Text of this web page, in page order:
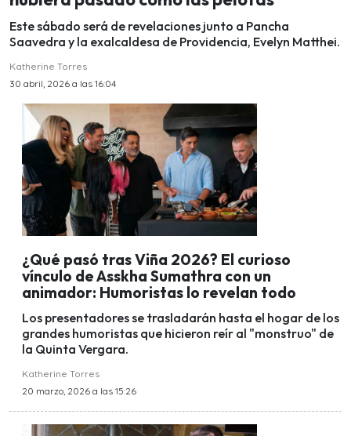
Este sábado será de revelaciones junto a Pancha
Saavedra y la exalcaldesa de Providencia, Evelyn Matthei.
Katherine Torres
30 abril, 2026 a las 16:04
¿Qué pasó tras Viña 2026? El curioso
vínculo de Asskha Sumathra con un
animador: Humoristas lo revelan todo
Los presentadores se trasladarán hasta el hogar de los
grandes humoristas que hicieron reír al "monstruo" de
la Quinta Vergara.
Katherine Torres
20 marzo, 2026 a las 15:26